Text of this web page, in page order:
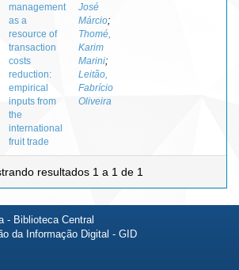
management
as a
resource of
transaction
costs
reduction:
empirical
inputs from
the
international
fruit trade
José
Márcio;
Thomé,
Karim
Marini;
Leitão,
Fabrício
Oliveira
resultados 1 a 1 de 1
- Biblioteca Central
da Informação Digital - GID